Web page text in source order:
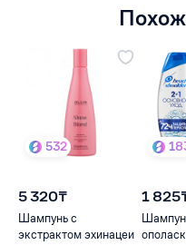
532
5 320₸
Шампунь с
экстрактом эхинацеи
1